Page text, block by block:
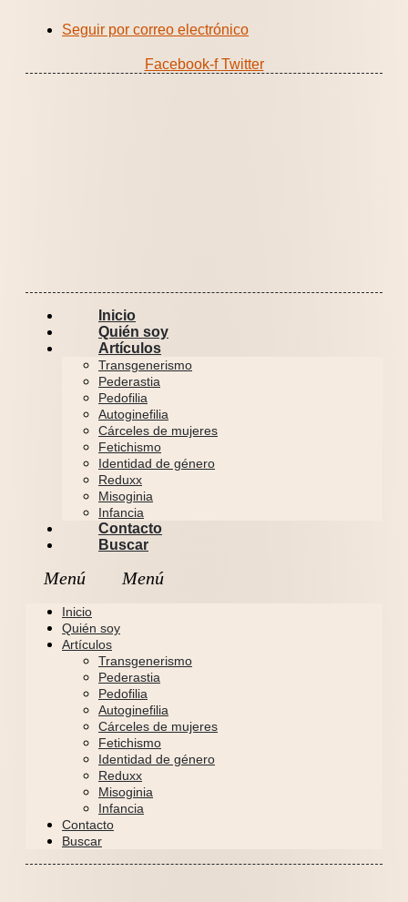
Seguir por correo electrónico
Facebook-f Twitter
Inicio
Quién soy
Artículos
Transgenerismo
Pederastia
Pedofilia
Autoginefilia
Cárceles de mujeres
Fetichismo
Identidad de género
Reduxx
Misoginia
Infancia
Contacto
Buscar
Inicio
Quién soy
Artículos
Transgenerismo
Pederastia
Pedofilia
Autoginefilia
Cárceles de mujeres
Fetichismo
Identidad de género
Reduxx
Misoginia
Infancia
Contacto
Buscar